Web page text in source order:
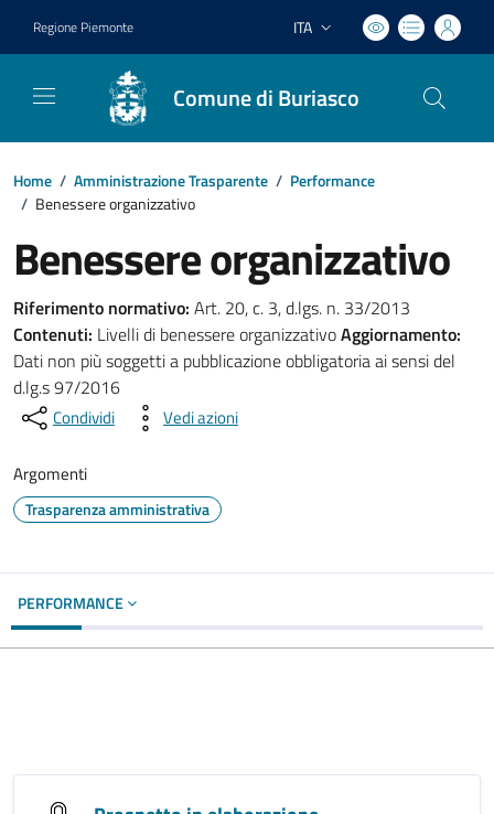
Regione Piemonte Lingua attiva:
ITA
Comune di Buriasco
Home / Amministrazione Trasparente / Performance
/ Benessere organizzativo
Benessere organizzativo
Riferimento normativo: Art. 20, c. 3, d.lgs. n. 33/2013
Contenuti: Livelli di benessere organizzativoAggiornamento:
Dati non più soggetti a pubblicazione obbligatoria ai sensi del
d.lg.s 97/2016
Condividi Vedi azioni
Argomenti
Trasparenza amministrativa
PERFORMANCE